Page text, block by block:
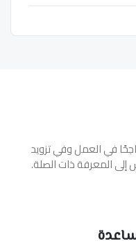
في العمل وفي تزويد
المعرفة ذات الصلة.